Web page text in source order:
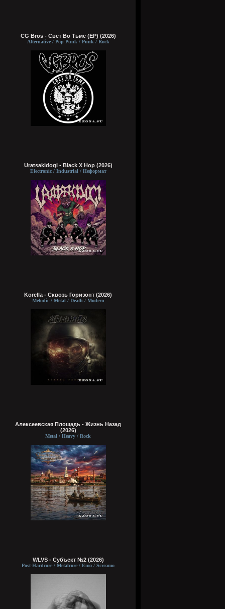
CG Bros - Свет Во Тьме (EP) (2026)
Alternative / Pop Punk / Punk / Rock
Uratsakidogi - Black X Hop (2026)
Electronic / Industrial / Неформат
Korella - Сквозь Горизонт (2026)
Melodic / Metal / Death / Modern
Алексеевская Площадь - Жизнь Назад
(2026)
Metal / Heavy / Rock
WLVS - Субъект №2 (2026)
Post-Hardcore / Metalcore / Emo / Screamo